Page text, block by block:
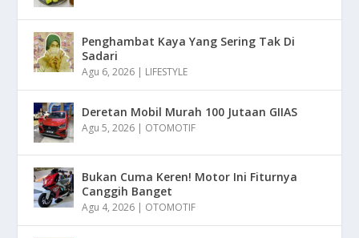
Penghambat Kaya Yang Sering Tak Di
Sadari
Agu 6, 2026 | LIFESTYLE
Deretan Mobil Murah 100 Jutaan GIIAS
Agu 5, 2026 | OTOMOTIF
Bukan Cuma Keren! Motor Ini Fiturnya
Canggih Banget
Agu 4, 2026 | OTOMOTIF